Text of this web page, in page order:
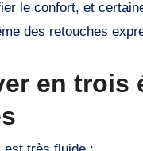
le confort, et
des retouches
en trois